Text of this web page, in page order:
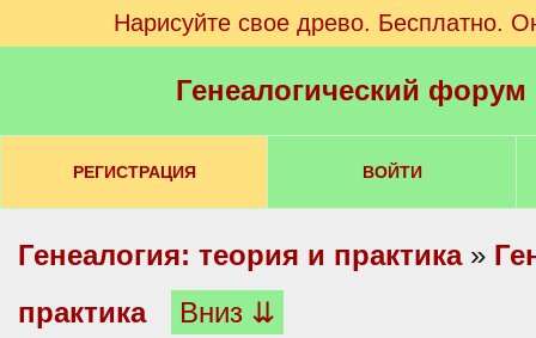
Нарисуйте свое древо. Бесплатно.
Генеалогический
РЕГИСТРАЦИЯ ВОЙТИ
Генеалогия: теория и практика»
практика
Вниз ⇊